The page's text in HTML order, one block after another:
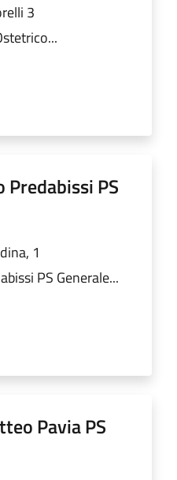
3
Predabissi PS
1
PS Generale...
Pavia PS